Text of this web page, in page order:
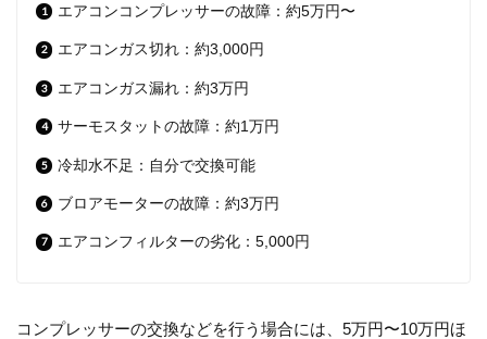
エアコンコンプレッサーの故障：約5万円〜
エアコンガス切れ：約3,000円
エアコンガス漏れ：約3万円
サーモスタットの故障：約1万円
冷却水不足：自分で交換可能
ブロアモーターの故障：約3万円
エアコンフィルターの劣化：5,000円
コンプレッサーの交換などを行う場合には、5万円〜10万円ほ